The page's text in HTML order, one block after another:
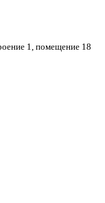
1, помещение 18